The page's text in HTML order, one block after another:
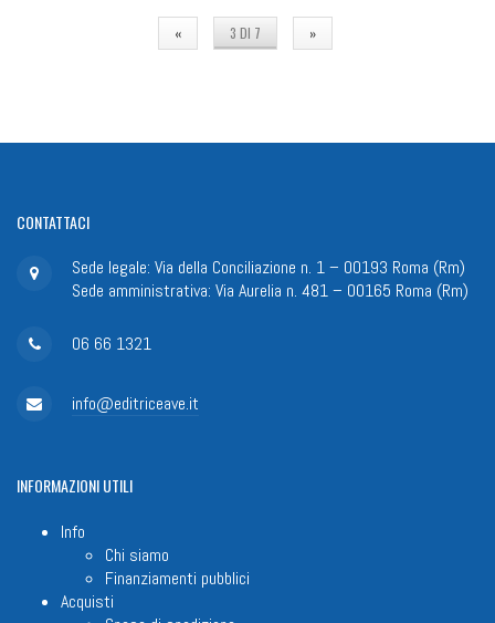
« 3 DI 7 »
CONTATTACI
Sede legale: Via della Conciliazione n. 1 – 00193 Roma (Rm)
Sede amministrativa: Via Aurelia n. 481 – 00165 Roma (Rm)
06 66 1321
info@editriceave.it
INFORMAZIONIUTILI
Info
Chi siamo
Finanziamenti pubblici
Acquisti